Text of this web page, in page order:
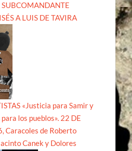
A LUIS DE TAVIRA
«Justicia para Samir y
los pueblos». 22 DE
Caracoles de Roberto
Canek y Dolores